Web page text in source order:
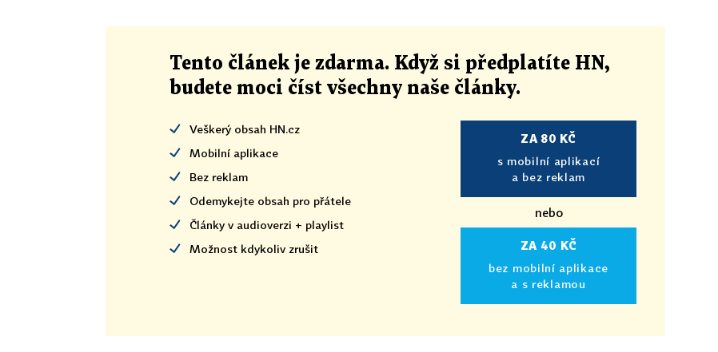
Tento článek je zdarma. Když si předplatíte HN,
budete moci číst všechny naše články.
Veškerý obsah HN.cz
Mobilní aplikace
Bez reklam
Odemykejte obsah pro přátele
Články v audioverzi + playlist
Možnost kdykoliv zrušit
ZA 80 KČ
s mobilní aplikací
a bez reklam
nebo
ZA 40 KČ
bez mobilní aplikace
a s reklamou